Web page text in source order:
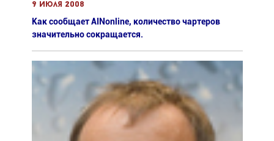
9 июля 2008
Как сообщает AINonline, количество чартеров
значительно сокращается.